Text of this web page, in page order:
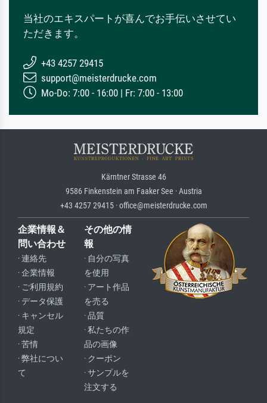
当社のエキスパートが喜んでお手伝いさせてい
ただきます。
+43 4257 29415
support@meisterdrucke.com
Mo-Do: 7:00 - 16:00 | Fr: 7:00 - 13:00
Kärntner Strasse 46
9586 Finkenstein am Faaker See · Austria
+43 4257 29415 · office@meisterdrucke.com
企業情報＆
問い合わせ
· 連絡先
· 企業情報
· ご利用規約
· データ保護
· キャンセル
規定
· 苦情
· 弊社につい
て
その他の情
報
· 自分の写真
を使用
· アート作品
を売る
· 品質
· 私たちの作
品の画像
· クーポン
· サンプルを
注文する